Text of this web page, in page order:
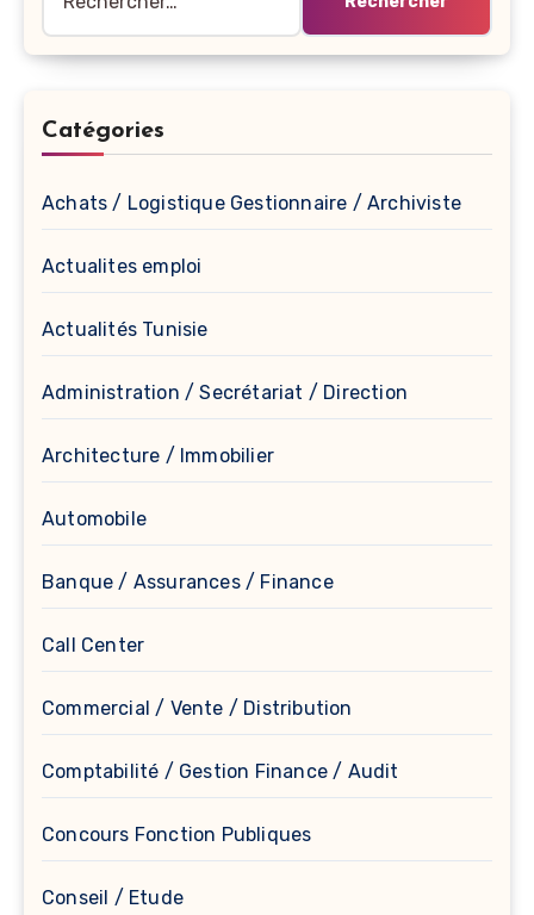
Catégories
Achats / Logistique Gestionnaire / Archiviste
Actualites emploi
Actualités Tunisie
Administration / Secrétariat / Direction
Architecture / Immobilier
Automobile
Banque / Assurances / Finance
Call Center
Commercial / Vente / Distribution
Comptabilité / Gestion Finance / Audit
Concours Fonction Publiques
Conseil / Etude